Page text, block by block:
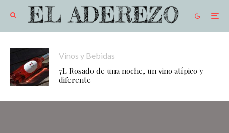
Vinos y Bebidas
7L Rosado de una noche, un vino atípico y
diferente